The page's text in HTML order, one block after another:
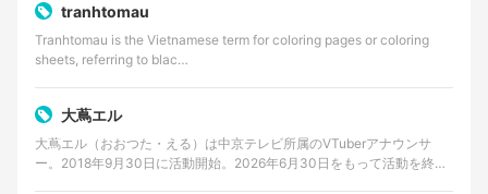
tranhtomau
Tranhtomau is the Vietnamese term for coloring pages or coloring
sheets, referring to blac…
大蔦エル
大蔦エル（おおつた・える）は中京テレビ所属のVTuberアナウンサ
ー。2018年9月30日に活動開始。2026年6月30日をもって活動を終了